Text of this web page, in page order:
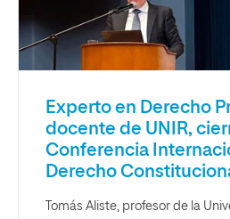
Experto en Derecho
docente de UNIR,
Conferencia
Derecho
Tomás Aliste, profesor de la